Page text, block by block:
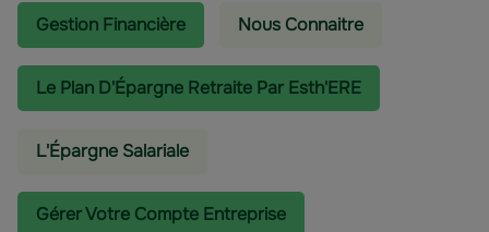
Gestion Financière Nous Connaitre
Le Plan D'Épargne Retraite Par Esth'ERE
L'épargne Salariale
Gérer Votre Compte Entreprise